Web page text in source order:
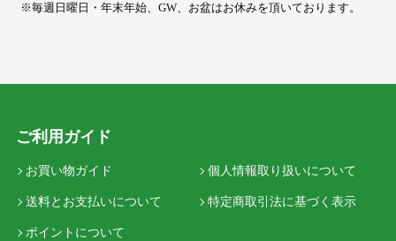
※毎週日曜日・年末年始、GW、お盆はお休みを頂いております。
ご利用ガイド
お買い物ガイド
送料とお支払いについて
ポイントについて
個人情報取り扱いについて
特定商取引法に基づく表示